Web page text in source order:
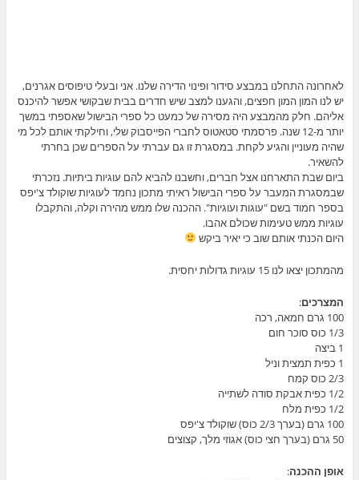
לאחרונה התחלנו במבצע סידור ופינוי הדירה שלנו. אני ובעלי טיפוסים אגרנים,
יש לנו המון המון חפצים, והגענו למצב שיש חדרים בבית שבקושי אפשר להיכנס
אליהם. חלק מהמבצע היה מסירה של כמעט כל ספרי הבישול שאספתי במשך
יותר מ-12 שנה. פרסמתי סטאטוס לחברי הפייסבוק שלי, וחילקתי אותם לכל מי
שהיה מעוניין והגיע לקחת. במסגרת זו גם עברתי על הספרים שכן בחרתי
להשאיר.
ביום שבת התארחנו אצל חברים, וחשבנו להביא להם עוגיות ביתיות. נזכרתי
שבמסגרת המעבר על ספרי הבישול ראיתי מתכון נחמד לעוגיות שוקולד צ'יפס
בספר חמוד בשם "עוגות ועוגיות". ההכנה שלו ממש מהירה וקלה, והתקבלו
עוגיות ממש טעימות שכולם אהבו.
היום הכנתי אותם שוב כי יאיר ביקש
מהמתכון יצאו לנו 15 עוגיות גדולות יחסית.
המצרכים:
100 גרם חמאה, רכה
1/3 כוס סוכר חום
1 ביצה
1 כפית תמצית וניל
2/3 כוס קמח
1/2 כפית אבקת סודה לשתייה
1/2 כפית מלח
100 גרם (בערך 2/3 כוס) שוקולד צ'יפס
50 גרם (בערך חצי כוס) אגוזי מלך, קצוצים
אופן ההכנה: